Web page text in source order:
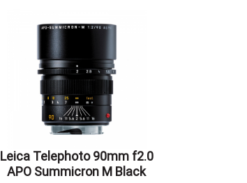
Leica Telephoto 90mm f2.0
APO Summicron M Black